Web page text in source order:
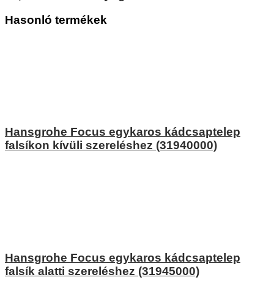
Hasonló termékek
Hansgrohe Focus egykaros kádcsaptelep
falsíkon kívüli szereléshez (31940000)
Hansgrohe Focus egykaros kádcsaptelep
falsík alatti szereléshez (31945000)